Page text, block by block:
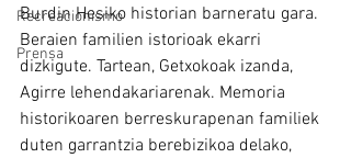
Recreacionismo
Prensa
Burdin Hesiko historian barneratu gara.
Beraien familien istorioak ekarri
dizkigute. Tartean, Getxokoak izanda,
Agirre lehendakariarenak. Memoria
historikoaren berreskurapenan familiek
duten garrantzia berebizikoa delako,